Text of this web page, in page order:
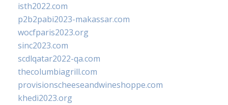
isth2022.com
p2b2pabi2023-makassar.com
wocfparis2023.org
sinc2023.com
scdlqatar2022-qa.com
thecolumbiagrill.com
provisionscheeseandwineshoppe.com
khedi2023.org